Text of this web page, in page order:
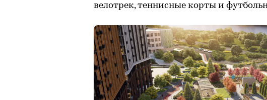
велотрек, теннисные корты и